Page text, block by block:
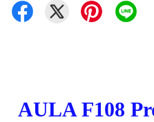
AULA F108